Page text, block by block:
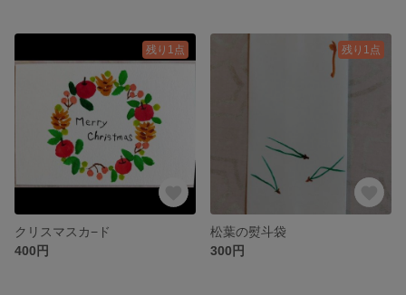
残り1点
クリスマスカ−ド
400円
残り1点
松葉の熨斗袋
300円